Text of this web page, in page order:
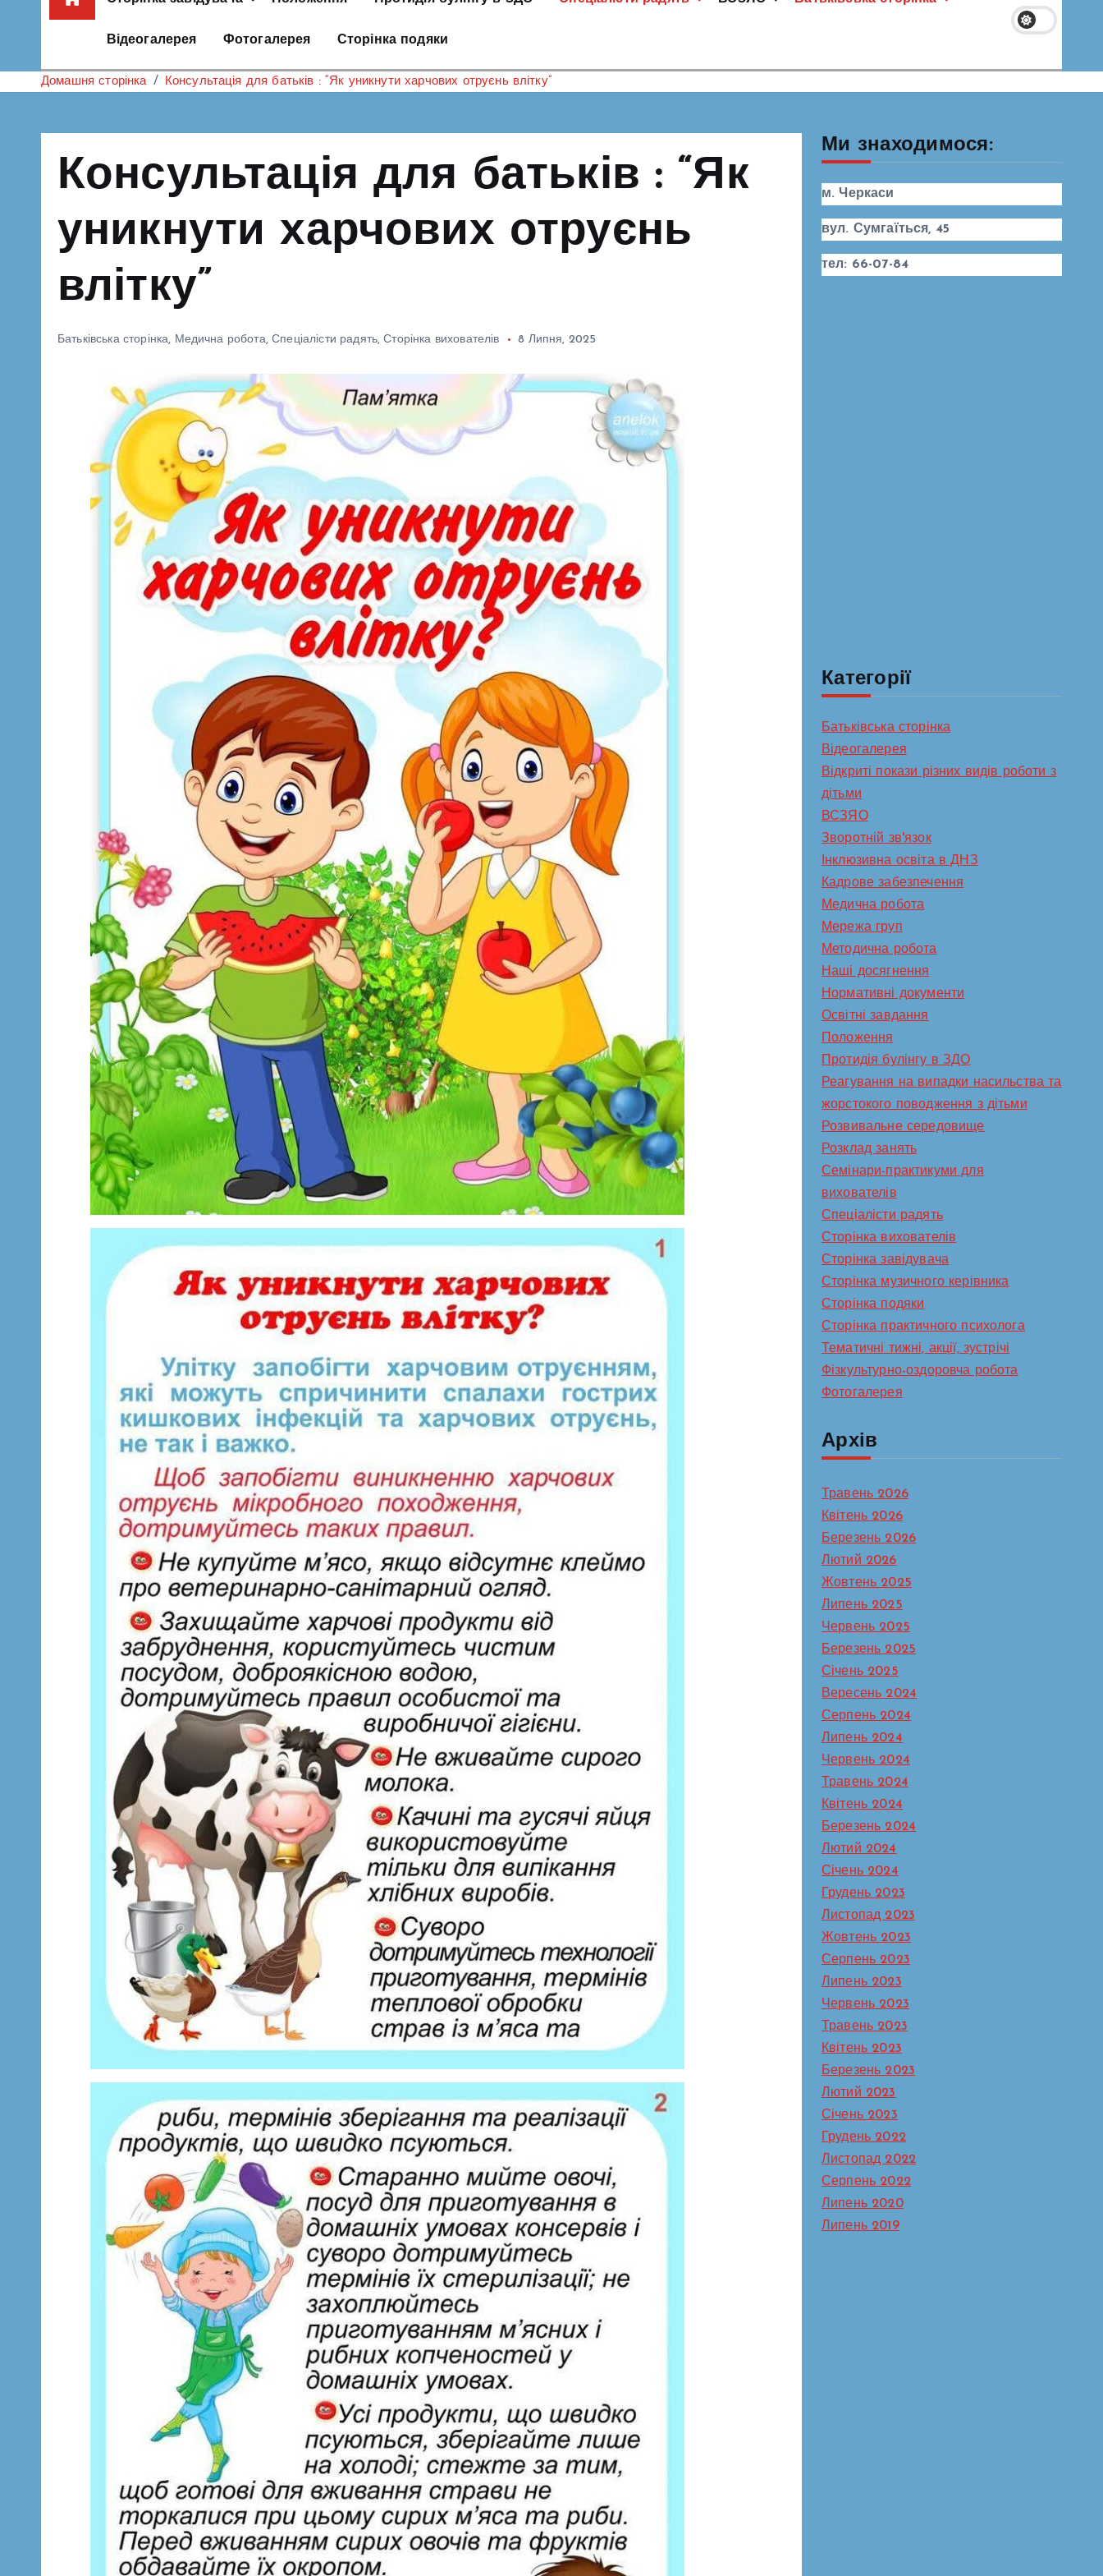
Відеогалерея Фотогалерея Сторінка подяки
Домашня сторінка Консультація для батьків : “Як уникнути харчових отруєнь влітку”
Консультація для батьків : “Як
уникнути харчових отруєнь
влітку”
Батьківська сторінка, Медична робота,Спеціалісти радять,Сторінка вихователів 8 Липня, 2025
Ми знаходимося:
м. Черкаси
вул. Сумгаїться, 45
тел: 66-07-84
Категорії
Батьківська сторінка
Відеогалерея
Відкриті покази різних видів роботи з
дітьми
ВСЗЯО
Зворотній зв'язок
Інклюзивна освіта в ДНЗ
Кадрове забезпечення
Медична робота
Мережа груп
Методична робота
Наші досягнення
Нормативні документи
Освітні завдання
Положення
Протидія булінгу в ЗДО
Реагування на випадки насильства та
жорстокого поводження з дітьми
Розвивальне середовище
Розклад занять
Семінари-практикуми для
вихователів
Спеціалісти радять
Сторінка вихователів
Сторінка завідувача
Сторінка музичного керівника
Сторінка подяки
Сторінка практичного психолога
Тематичні тижні, акції, зустрічі
Фізкультурно-оздоровча робота
Фотогалерея
Архів
Травень 2026
Квітень 2026
Березень 2026
Лютий 2026
Жовтень 2025
Липень 2025
Червень 2025
Березень 2025
Січень 2025
Вересень 2024
Серпень 2024
Липень 2024
Червень 2024
Травень 2024
Квітень 2024
Березень 2024
Лютий 2024
Січень 2024
Грудень 2023
Листопад 2023
Жовтень 2023
Серпень 2023
Липень 2023
Червень 2023
Травень 2023
Квітень 2023
Березень 2023
Лютий 2023
Січень 2023
Грудень 2022
Листопад 2022
Серпень 2022
Липень 2020
Липень 2019